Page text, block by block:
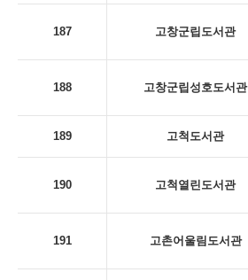
187 고창군립도서관
188 고창군립성호도서관
189 고척도서관
190 고척열린도서관
191 고촌어울림도서관